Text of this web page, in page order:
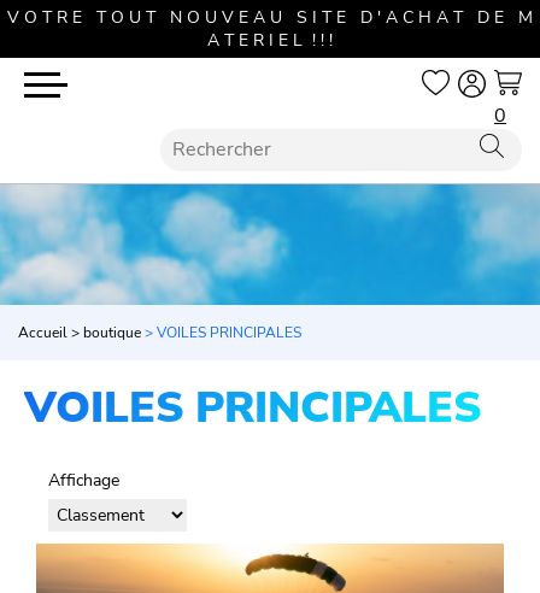
V O T R E T O U T N O U V E A U S I T E D ' A C H A T D E M
A T E R I E L ! ! !
0
Accueil>boutique>VOILES PRINCIPALES
VOILES PRINCIPALES
Affichage